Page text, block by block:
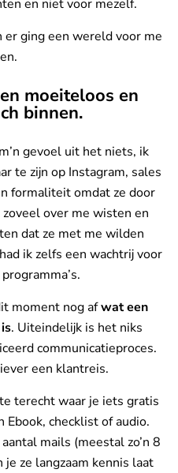
en niet voor mezelf.
er ging een wereld voor me
moeiteloos en
binnen.
gevoel uit het niets, ik
te zijn op Instagram, sales
formaliteit omdat ze door
over me wisten en
dat ze met me wilden
ik zelfs een wachtrij voor
moment nog afwat een
. Uiteindelijk is het niks
communicatieproces.
een klantreis.
terecht waar je iets gratis
checklist of audio.
mails (meestal zo’n 8
ze langzaam kennis laat